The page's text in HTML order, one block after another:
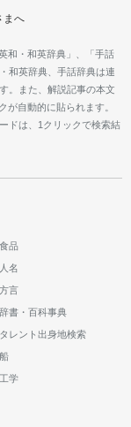
まへ
和・和英辞典」、「手話
和英辞典、手話辞典は連
。また、解説記事の本文
が自動的に貼られます。
ドは、1クリックで検索結
食品
人名
方言
辞書・百科事典
タレント出身地検索
船
工学